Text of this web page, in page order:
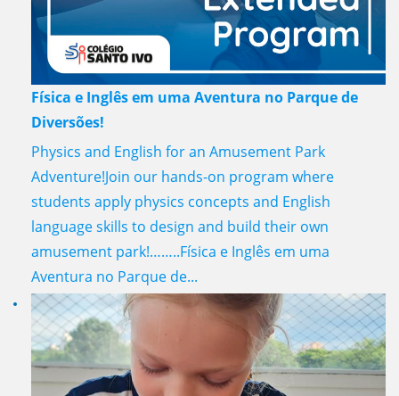
Física e Inglês em uma Aventura no Parque de
Diversões!
Physics and English for an Amusement Park
Adventure!Join our hands-on program where
students apply physics concepts and English
language skills to design and build their own
amusement park!……..Física e Inglês em uma
Aventura no Parque de...